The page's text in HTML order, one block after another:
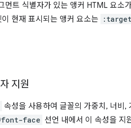
먼트 식별자가 있는 앵커 HTML 요소
현재 표시되는 앵커 요소는
지원
속성을 사용하여 글꼴의 가중치, 너비,
face 선언 내에서 이 속성을 지